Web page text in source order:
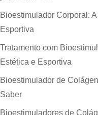
Bioestimulador Corporal:
Esportiva
Tratamento com
Estética e Esportiva
Bioestimulador de
Saber
Bioestimuladores de